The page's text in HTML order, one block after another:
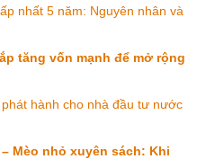
nhất 5 năm: Nguyên nhân và
tăng vốn mạnh để mở rộng
hành cho nhà đầu tư nước
Mèo nhỏ xuyên sách: Khi